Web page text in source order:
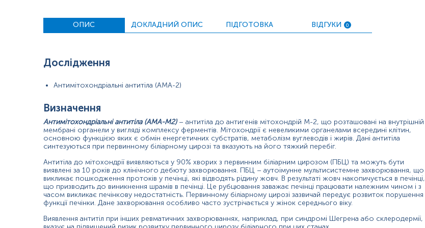
Показання до призначення
Загальна характеристика
Інтерферуючі чинники
Маркер первинного біліарного цирозу
Показання до призначення
Діагностика первинного біліарного цирозу;
Диференційна діагностика холестатичних захворювань;
Рання діагностика та диференціальна діагностика гепатитів;
Діагностика перехресного синдрому, що поєднує аутоімунний гепатит та первинний біліарний цироз.
ОПИС ДОКЛАДНИЙ ОПИС ПІДГОТОВКА ВІДГУКИ 0
Дослідження
Антимітохондріальні антитіла (АМА-2)
Визначення
Антимітохондріальні антитіла (AMA-M2)– антитіла до антигенів мітохондрій М-2, що розташовані на внутрішній
мембрані органели у вигляді комплексу ферментів. Мітохондрії є невеликими органелами всередині клітин,
основною функцією яких є обмін енергетичних субстратів, метаболізм вуглеводів і жирів. Дані антитіла
синтезуються при первинному біліарному цирозі та вказують на його тяжкий перебіг.
Антитіла до мітохондрії виявляються у 90% хворих з первинним біліарним цирозом (ПБЦ) та можуть бути
виявлені за 10 років до клінічного дебюту захворювання. ПБЦ – аутоімунне мультисистемне захворювання, що
викликає пошкодження протоків у печінці, які відводять рідину жовч. В результаті жовч накопичується в печінці,
що призводить до виникнення шрамів в печінці. Це рубцювання заважає печінці працювати належним чином і з
часом викликає печінкову недостатність. Первинному біліарному цирозі зазвичай передує розвиток порушення
функції печінки. Дане захворювання особливо часто зустрічається у жінок середнього віку.
Виявлення антитіл при інших ревматичних захворюваннях, наприклад, при синдромі Шегрена або склеродермії,